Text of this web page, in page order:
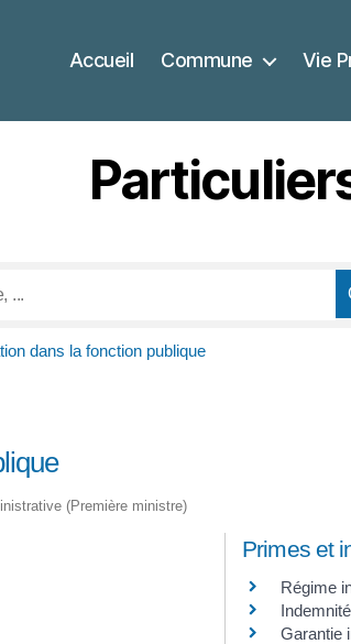
Accueil Commune Vie
dans la fonction publique
(Première ministre)
Primes et
Régime
Garantie